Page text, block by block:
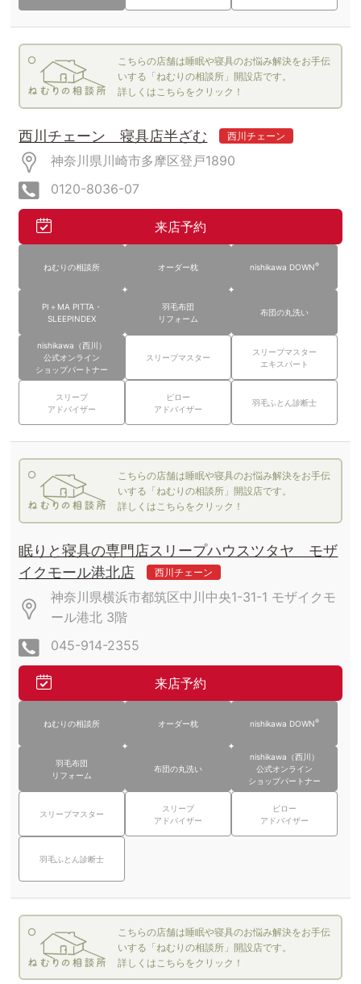
こちらの店舗は睡眠や寝具のお悩み解決をお手伝
いする「ねむりの相談所」開設店です。
詳しくはこちらをクリック！
西川チェーン 寝具店半ざむ 西川チェーン
神奈川県川崎市多摩区登戸1890
0120-8036-07
来店予約
ねむりの相談所 オーダー枕 nishikawa DOWN®
PI＋MA PITTA・
SLEEPINDEX
羽毛布団
リフォーム
布団の丸洗い
nishikawa（西川）
公式オンライン
ショップパートナー
スリープマスター
スリープマスター
エキスパート
スリープ
アドバイザー
ピロー
アドバイザー
羽毛ふとん診断士
こちらの店舗は睡眠や寝具のお悩み解決をお手伝
いする「ねむりの相談所」開設店です。
詳しくはこちらをクリック！
眠りと寝具の専門店スリープハウスツタヤ モザ
イクモール港北店
西川チェーン
神奈川県横浜市都筑区中川中央1-31-1 モザイクモ
ール港北 3階
045-914-2355
来店予約
ねむりの相談所 オーダー枕 nishikawa DOWN®
羽毛布団
リフォーム
布団の丸洗い
nishikawa（西川）
公式オンライン
ショップパートナー
スリープマスター
スリープ
アドバイザー
ピロー
アドバイザー
羽毛ふとん診断士
こちらの店舗は睡眠や寝具のお悩み解決をお手伝
いする「ねむりの相談所」開設店です。
詳しくはこちらをクリック！